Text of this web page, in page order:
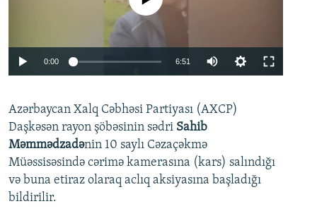
Auto 240p 360p
720p 1080p
0:00 6:51
360p
720p
1080p
Azərbaycan Xalq Cəbhəsi Partiyası (AXCP)
Daşkəsən rayon şöbəsinin sədri Sahib
Məmmədzadənin 10 saylı Cəzaçəkmə
Müəssisəsində cərimə kamerasına (kars) salındığı
və buna etiraz olaraq aclıq aksiyasına başladığı
bildirilir.